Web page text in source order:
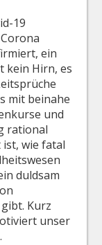
19
ein
kein Hirn, es
mit beinahe
und
rational
wie fatal
duldsam
Kurz
unser